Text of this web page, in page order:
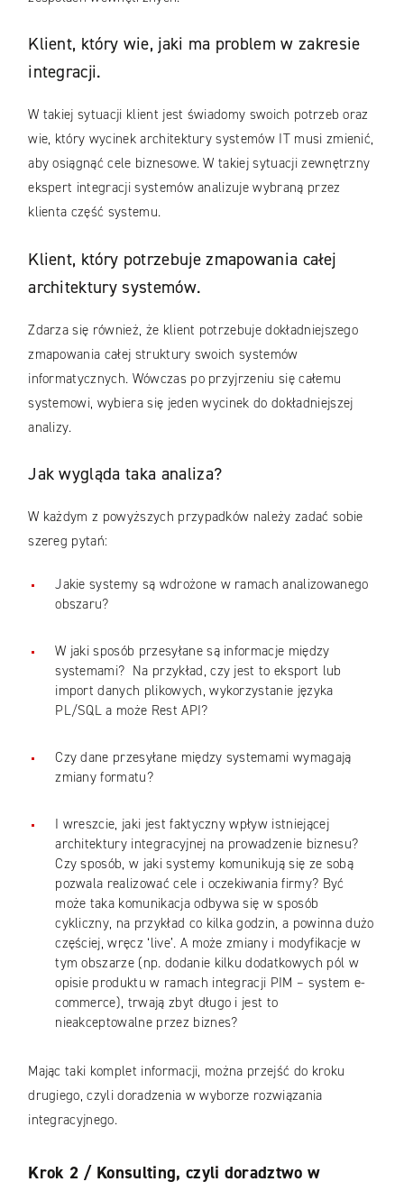
Klient, który wie, jaki ma problem w zakresie
integracji.
W takiej sytuacji klient jest świadomy swoich potrzeb oraz
wie, który wycinek architektury systemów IT musi zmienić,
aby osiągnąć cele biznesowe. W takiej sytuacji zewnętrzny
ekspert integracji systemów analizuje wybraną przez
klienta część systemu.
Klient, który potrzebuje zmapowania całej
architektury systemów.
Zdarza się również, że klient potrzebuje dokładniejszego
zmapowania całej struktury swoich systemów
informatycznych. Wówczas po przyjrzeniu się całemu
systemowi, wybiera się jeden wycinek do dokładniejszej
analizy.
Jak wygląda taka analiza?
W każdym z powyższych przypadków należy zadać sobie
szereg pytań:
Jakie systemy są wdrożone w ramach analizowanego
obszaru?
W jaki sposób przesyłane są informacje między
systemami? Na przykład, czy jest to eksport lub
import danych plikowych, wykorzystanie języka
PL/SQL a może Rest API?
Czy dane przesyłane między systemami wymagają
zmiany formatu?
I wreszcie, jaki jest faktyczny wpływ istniejącej
architektury integracyjnej na prowadzenie biznesu?
Czy sposób, w jaki systemy komunikują się ze sobą
pozwala realizować cele i oczekiwania firmy? Być
może taka komunikacja odbywa się w sposób
cykliczny, na przykład co kilka godzin, a powinna dużo
częściej, wręcz ‘live’. A może zmiany i modyfikacje w
tym obszarze (np. dodanie kilku dodatkowych pól w
opisie produktu w ramach integracji PIM – system e-
commerce), trwają zbyt długo i jest to
nieakceptowalne przez biznes?
Mając taki komplet informacji, można przejść do kroku
drugiego, czyli doradzenia w wyborze rozwiązania
integracyjnego.
Krok 2 / Konsulting, czyli doradztwo w